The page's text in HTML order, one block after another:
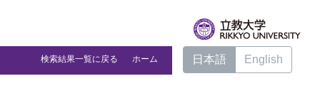
検索結果一覧に戻る ホーム 日本語 English